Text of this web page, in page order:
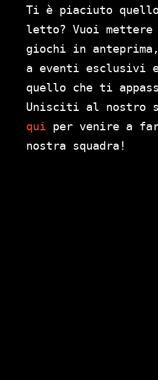
Ti è piaciuto
letto? Vuoi mettere
giochi in
a eventi esclusivi
quello che ti
Unisciti al nostro
qui per venire a
nostra squadra!